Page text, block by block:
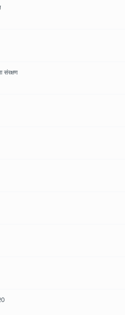
संरक्षण